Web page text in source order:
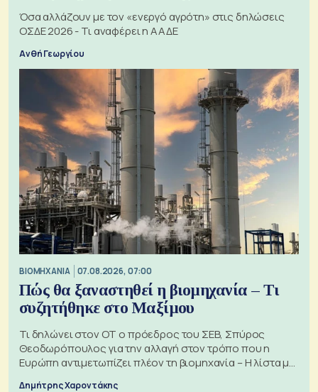
Όσα αλλάζουν με τον «ενεργό αγρότη» στις δηλώσεις
ΟΣΔΕ 2026 - Τι αναφέρει η ΑΑΔΕ
Ανθή Γεωργίου
ΒΙΟΜΗΧΑΝΙΑ 07.08.2026, 07:00
Πώς θα ξαναστηθεί η βιομηχανία – Τι
συζητήθηκε στο Μαξίμου
Τι δηλώνει στον ΟΤ ο πρόεδρος του ΣΕΒ, Σπύρος
Θεοδωρόπουλος για την αλλαγή στον τρόπο που η
Ευρώπη αντιμετωπίζει πλέον τη βιομηχανία – Η λίστα με
Δημήτρης Χαροντάκης